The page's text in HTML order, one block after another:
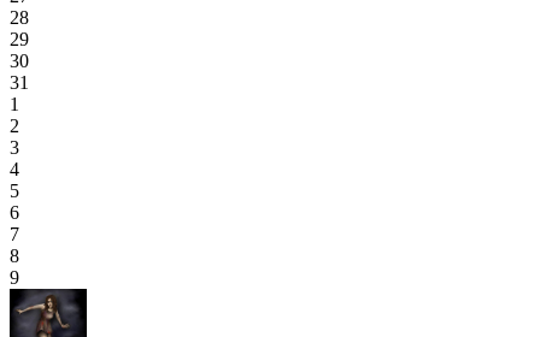
28
29
30
31
1
2
3
4
5
6
7
8
9